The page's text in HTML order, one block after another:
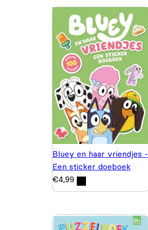
Bluey en haar vriendjes -
Een sticker doeboek
€4,99